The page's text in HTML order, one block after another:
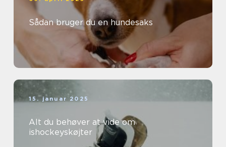
Sådan bruger du en hundesaks
15. januar 2025
Alt du behøver at vide om
ishockeyskøjter